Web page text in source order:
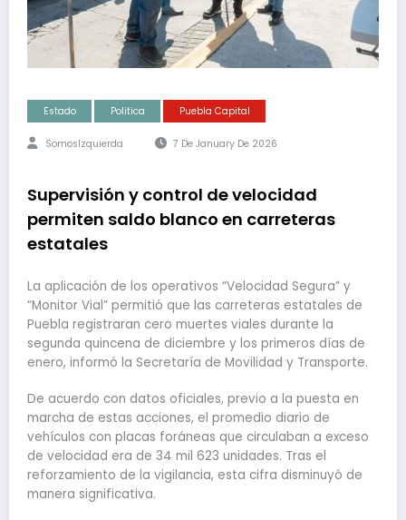
Estado Politica Puebla Capital
SomosIzquierda 7 De January De 2026
Supervisión y control de velocidad
permiten saldo blanco en carreteras
estatales
La aplicación de los operativos “Velocidad Segura” y
“Monitor Vial” permitió que las carreteras estatales de
Puebla registraran cero muertes viales durante la
segunda quincena de diciembre y los primeros días de
enero, informó la Secretaría de Movilidad y Transporte.
De acuerdo con datos oficiales, previo a la puesta en
marcha de estas acciones, el promedio diario de
vehículos con placas foráneas que circulaban a exceso
de velocidad era de 34 mil 623 unidades. Tras el
reforzamiento de la vigilancia, esta cifra disminuyó de
manera significativa.